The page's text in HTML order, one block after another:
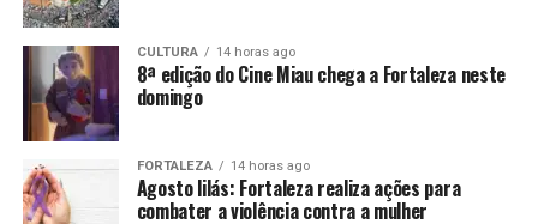
CULTURA 14 horas ago
8ª edição do Cine Miau chega a Fortaleza neste
domingo
FORTALEZA 14 horas ago
Agosto lilás: Fortaleza realiza ações para
combater a violência contra a mulher